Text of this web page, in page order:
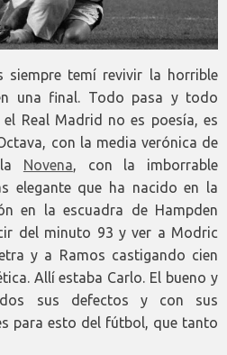
siempre temí revivir la horrible
una final. Todo pasa y todo
Real Madrid no es poesía, es
con la media verónica de
Novena, con la imborrable
elegante que ha nacido en la
en la escuadra de Hampden
del minuto 93 y ver a Modric
y a Ramos castigando cien
Allí estaba Carlo. El bueno y
sus defectos y con sus
para esto del fútbol, que tanto